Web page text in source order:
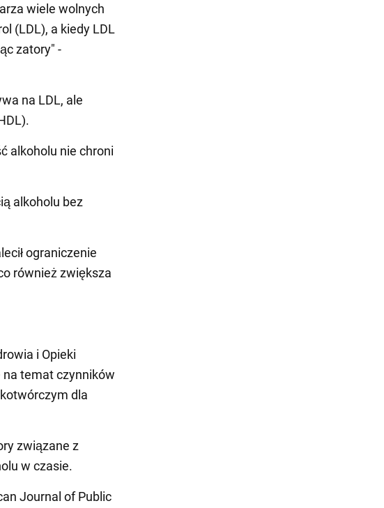
wiele wolnych
(LDL), a kiedy LDL
zatory" -
na LDL, ale
alkoholu nie chroni
alkoholu bez
ograniczenie
również zwiększa
i Opieki
na temat czynników
dla
związane z
w czasie.
Journal of Public